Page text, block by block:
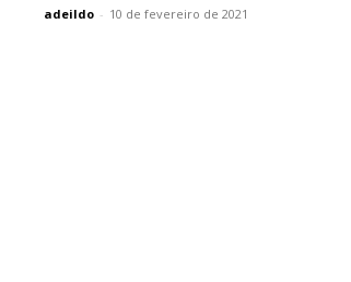
adeildo - 10 de fevereiro de 2021